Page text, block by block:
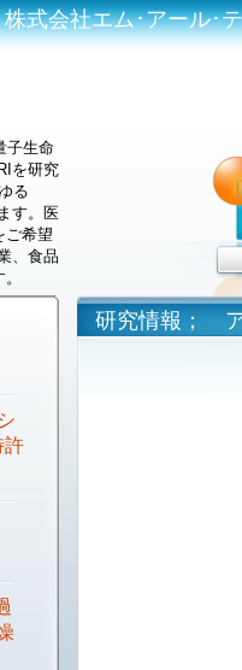
式会社エム･アール･
子生命
を研究
る
す。医
ご希望
、食品
許
研究情報； ア